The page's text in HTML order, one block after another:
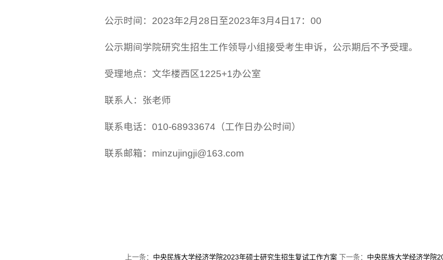
公示时间：2023年2月28日至2023年3月4日17：00
公示期间学院研究生招生工作领导小组接受考生申诉，公示期后不予受理。
受理地点：文华楼西区1225+1办公室
联系人：张老师
联系电话：010-68933674（工作日办公时间）
联系邮箱：minzujingji@163.com
上一条： 中央民族大学经济学院2023年硕士研究生招生复试工作方案 下一条： 中央民族大学经济学院